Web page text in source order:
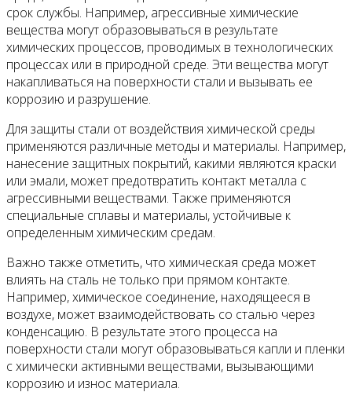
срок службы. Например, агрессивные химические
вещества могут образовываться в результате
химических процессов, проводимых в технологических
процессах или в природной среде. Эти вещества могут
накапливаться на поверхности стали и вызывать ее
коррозию и разрушение.
Для защиты стали от воздействия химической среды
применяются различные методы и материалы. Например,
нанесение защитных покрытий, какими являются краски
или эмали, может предотвратить контакт металла с
агрессивными веществами. Также применяются
специальные сплавы и материалы, устойчивые к
определенным химическим средам.
Важно также отметить, что химическая среда может
влиять на сталь не только при прямом контакте.
Например, химическое соединение, находящееся в
воздухе, может взаимодействовать со сталью через
конденсацию. В результате этого процесса на
поверхности стали могут образовываться капли и пленки
с химически активными веществами, вызывающими
коррозию и износ материала.